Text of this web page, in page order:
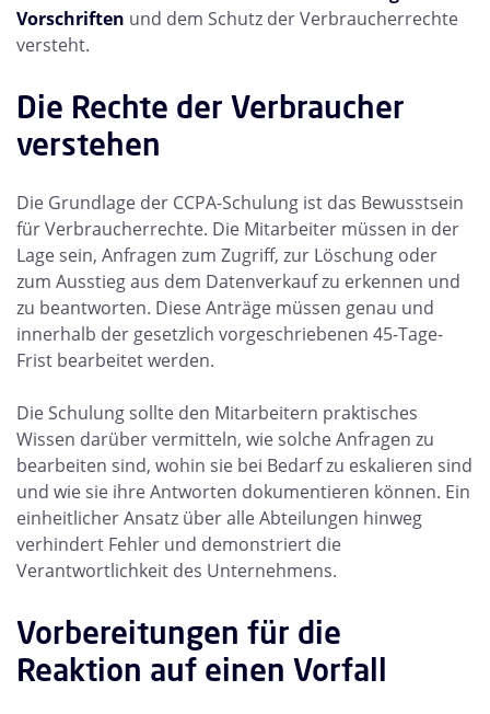
Vorschriften und dem Schutz der Verbraucherrechte
versteht.
Die Rechte der Verbraucher
verstehen
Die Grundlage der CCPA-Schulung ist das Bewusstsein
für Verbraucherrechte. Die Mitarbeiter müssen in der
Lage sein, Anfragen zum Zugriff, zur Löschung oder
zum Ausstieg aus dem Datenverkauf zu erkennen und
zu beantworten. Diese Anträge müssen genau und
innerhalb der gesetzlich vorgeschriebenen 45-Tage-
Frist bearbeitet werden.
Die Schulung sollte den Mitarbeitern praktisches
Wissen darüber vermitteln, wie solche Anfragen zu
bearbeiten sind, wohin sie bei Bedarf zu eskalieren sind
und wie sie ihre Antworten dokumentieren können. Ein
einheitlicher Ansatz über alle Abteilungen hinweg
verhindert Fehler und demonstriert die
Verantwortlichkeit des Unternehmens.
Vorbereitungen für die
Reaktion auf einen Vorfall